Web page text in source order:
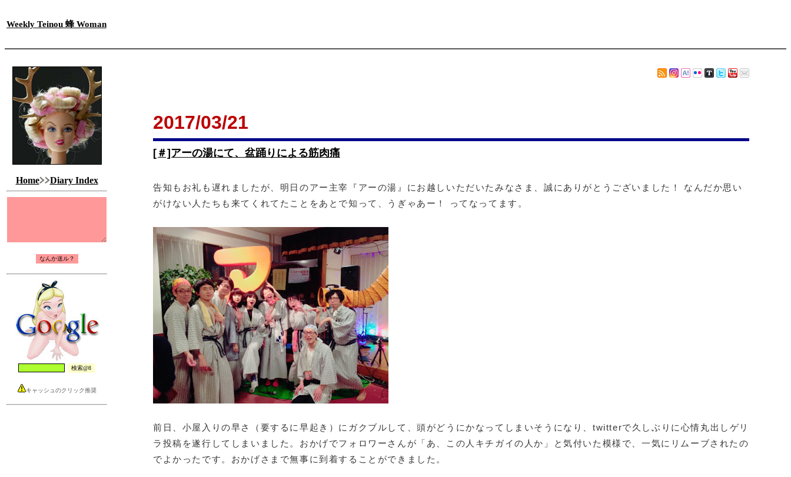
Weekly Teinou 蜂 Woman
Home Diary Index
キャッシュのクリック推奨
2017/03/21
[＃]アーの湯にて、盆踊りによる筋肉痛
告知もお礼も遅れましたが、明日のアー主宰『アーの湯』にお越しいただいたみなさま、誠にありがとうございました！ なんだか思い
がけない人たちも来てくれてたことをあとで知って、うぎゃあー！ ってなってます。
前日、小屋入りの早さ（要するに早起き）にガクブルして、頭がどうにかなってしまいそうになり、twitterで久しぶりに心情丸出しゲリ
ラ投稿を遂行してしまいました。おかげでフォロワーさんが「あ、この人キチガイの人か」と気付いた模様で、一気にリムーブされたの
でよかったです。おかげさまで無事に到着することができました。